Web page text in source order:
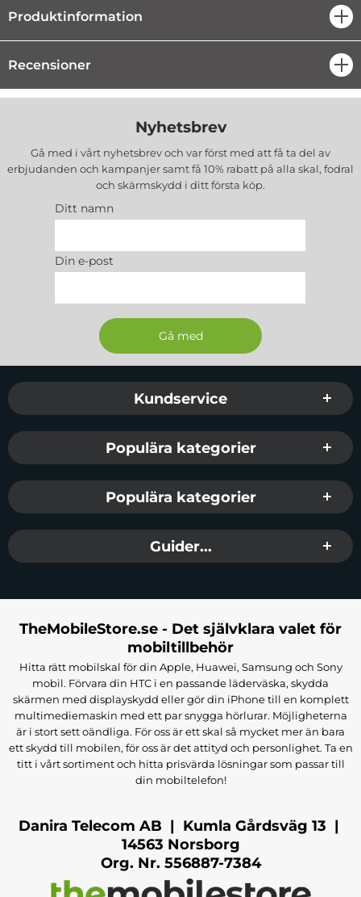
Produktinformation
Recensioner
Nyhetsbrev
Gå med i vårt nyhetsbrev och var först med att få ta del av
erbjudanden och kampanjer samt få 10% rabatt på alla skal, fodral
och skärmskydd i ditt första köp.
Ditt namn
Din e-post
Sidfot Blandad info och länkar
Kundservice
Populära kategorier
Populära kategorier
Guider...
TheMobileStore.se - Det självklara valet för
mobiltillbehör
Hitta rätt mobilskal för din Apple, Huawei, Samsung och Sony
mobil. Förvara din HTC i en passande läderväska, skydda
skärmen med displayskydd eller gör din iPhone till en komplett
multimediemaskin med ett par snygga hörlurar. Möjligheterna
är i stort sett oändliga. För oss är ett skal så mycket mer än bara
ett skydd till mobilen, för oss är det attityd och personlighet. Ta en
titt i vårt sortiment och hitta prisvärda lösningar som passar till
din mobiltelefon!
Danira Telecom AB | Kumla Gårdsväg 13 |
14563 Norsborg
Org. Nr. 556887-7384